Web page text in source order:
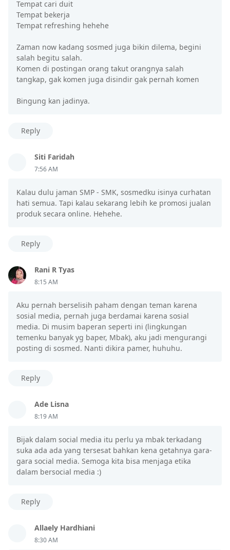
Tempat cari duit
Tempat bekerja
Tempat refreshing hehehe
Zaman now kadang sosmed juga bikin dilema, begini
salah begitu salah.
Komen di postingan orang takut orangnya salah
tangkap, gak komen juga disindir gak pernah komen
Bingung kan jadinya.
Reply
Siti Faridah
7:56 AM
Kalau dulu jaman SMP - SMK, sosmedku isinya curhatan
hati semua. Tapi kalau sekarang lebih ke promosi jualan
produk secara online. Hehehe.
Reply
Rani R Tyas
8:15 AM
Aku pernah berselisih paham dengan teman karena
sosial media, pernah juga berdamai karena sosial
media. Di musim baperan seperti ini (lingkungan
temenku banyak yg baper, Mbak), aku jadi mengurangi
posting di sosmed. Nanti dikira pamer, huhuhu.
Reply
Ade Lisna
8:19 AM
Bijak dalam social media itu perlu ya mbak terkadang
suka ada ada yang tersesat bahkan kena getahnya gara-
gara social media. Semoga kita bisa menjaga etika
dalam bersocial media :)
Reply
Allaely Hardhiani
8:30 AM